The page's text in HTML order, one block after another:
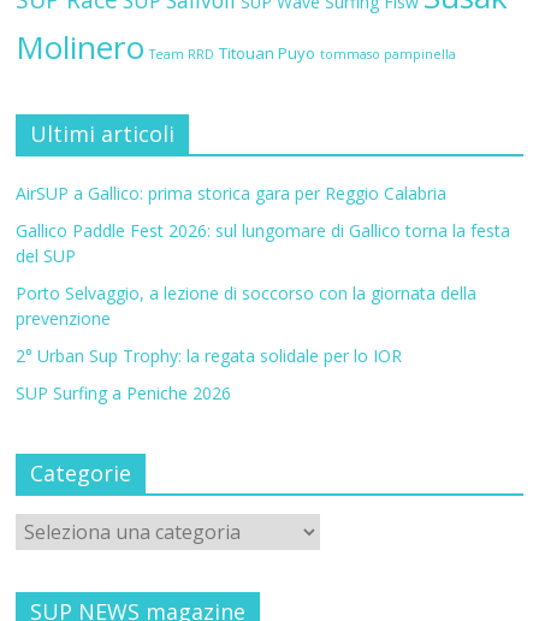
Molinero Team RRD Titouan Puyo tommaso pampinella
Ultimi articoli
AirSUP a Gallico: prima storica gara per Reggio Calabria
Gallico Paddle Fest 2026: sul lungomare di Gallico torna la festa
del SUP
Porto Selvaggio, a lezione di soccorso con la giornata della
prevenzione
2° Urban Sup Trophy: la regata solidale per lo IOR
SUP Surfing a Peniche 2026
Categorie
SUP NEWS magazine